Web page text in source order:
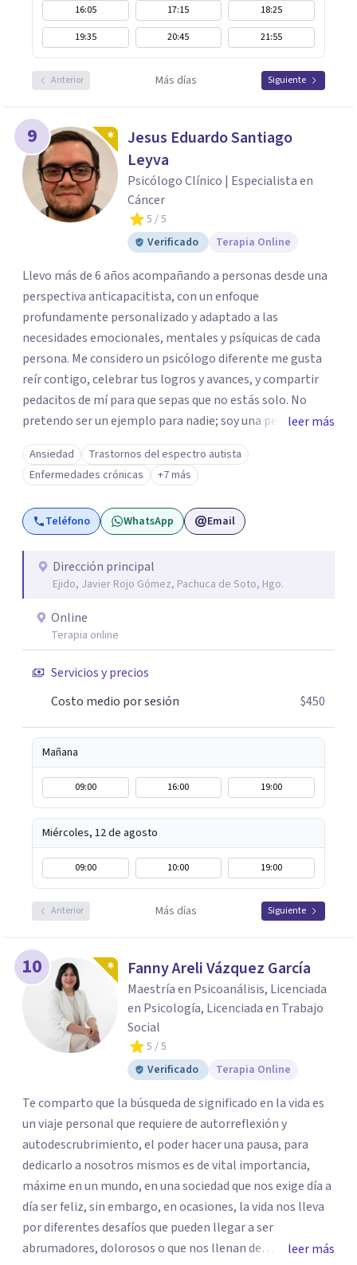
16:05 17:15
18:25
19:35
20:45 21:55
Anterior Más días Siguiente
9
Jesus Eduardo Santiago
Leyva
Psicólogo Clínico | Especialista en
Cáncer
5 / 5
Verificado
Terapia Online
Llevo más de 6 años acompañando a personas desde una
perspectiva anticapacitista, con un enfoque
profundamente personalizado y adaptado a las
necesidades emocionales, mentales y psíquicas de cada
persona. Me considero un psicólogo diferente me gusta
reír contigo, celebrar tus logros y avances, y compartir
pedacitos de mí para que sepas que no estás solo. No
pretendo ser un ejemplo para nadie; soy una persona que
también sufre, llora, ríe y grita. Para mí, tu salud, tu paz y
tu tranquilidad siempre estarán por encima de lo
económico. A lo largo de mi camino he cuestionado
muchas de las reglas rígidas que aprendí en la formación
tradicional, porque creo que antes que las técnicas se
que el proceso terapéutico tenga sentido. Trabajo
especialmente con procesos de duelo Y psicooncología,
Si tú o algún familiar están atravesando un proceso
relacionado con cáncer, puedes escribirme por WhatsApp
para agendar una primera sesión gratuita. Y si estás
alguien, también puedes contactarme: la primera
conversación no tiene costo.
leer más
Ansiedad
Trastornos del espectro autista
Enfermedades crónicas
+7 más
Teléfono WhatsApp Email
Dirección principal
Ejido, Javier Rojo Gómez, Pachuca de Soto, Hgo.
Online
Terapia online
Servicios y precios
Costo medio por sesión
$450
Mañana
09:00 16:00 19:00
Miércoles, 12 de agosto
09:00 10:00 19:00
Anterior Más días Siguiente
10 Fanny Areli Vázquez García
Maestría en Psicoanálisis, Licenciada
en Psicología, Licenciada en Trabajo
Social
5 / 5
Verificado
Terapia Online
Te comparto que la búsqueda de significado en la vida es
un viaje personal que requiere de autorreflexión y
autodescrubrimiento, el poder hacer una pausa, para
dedicarlo a nosotros mismos es de vital importancia,
máxime en un mundo, en una sociedad que nos exige día a
día ser feliz, sin embargo, en ocasiones, la vida nos lleva
por diferentes desafíos que pueden llegar a ser
abrumadores, dolorosos o que nos llenan de
leer más